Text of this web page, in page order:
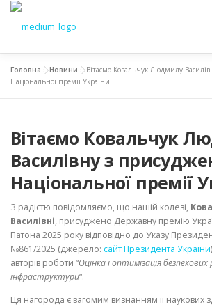
НОВИНИ ОСВІТА
СТУДЕНТАМ
Головна »Новини »Вітаємо Ковальчук Людмилу
Національної премії України
Вітаємо Ковальчук
Василівну з
Національної премії
З радістю повідомляємо, що нашій колезі,
Василівні, присуджено Державну премію
Патона 2025 року відповідно до Указу
№861/2025 (джерело: сайт Президента України
авторів роботи “Оцінка і оптимізація
інфраструктури“.
Ця нагорода є вагомим визнанням її наукових